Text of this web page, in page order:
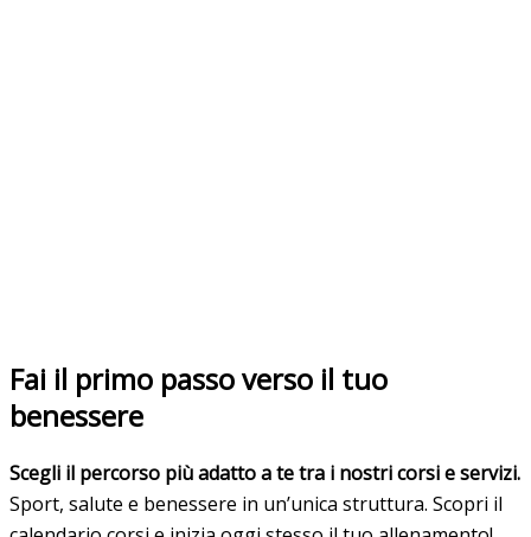
Fai il primo passo verso il tuo
benessere
Scegli il percorso più adatto a te tra i nostri corsi e servizi.
Sport, salute e benessere in un’unica struttura. Scopri il